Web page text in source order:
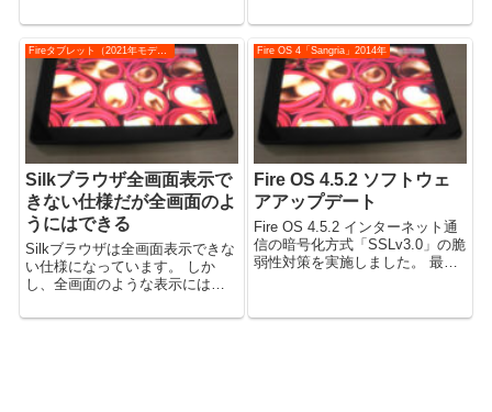
しています。 [公開日時：2018年
す。 （動画あり） （Fire OS
7.3.1.6 で確認） 動画 Fire HD 8
Plus（...
Fireタブレット（2021年モデル）
Silkブラウザ全画面表示で
きない仕様だが全画面のよ
うにはできる
Silkブラウザは全画面表示できな
い仕様になっています。 しか
し、全画面のような表示にはで
表示のようにはできる Silkブラ
Fire OS 4「Sangria」2014年
Fire OS 4.5.2 ソフトウェ
アアップデート
Fire OS 4.5.2 インターネット通
信の暗号化方式「SSLv3.0」の脆
弱性対策を実施しました。 最新
させる一般的な改善点が含まれ